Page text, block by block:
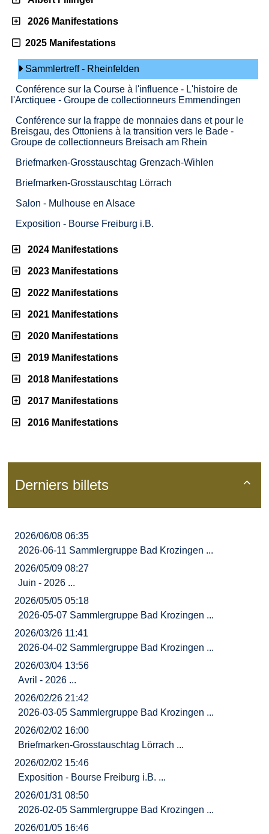
2026 Manifestations
2025 Manifestations
Sammlertreff - Rheinfelden
Conférence sur la Course à l'influence - L'histoire de
l'Arctiquee - Groupe de collectionneurs Emmendingen
Conférence sur la frappe de monnaies dans et pour le
Breisgau, des Ottoniens à la transition vers le Bade -
Groupe de collectionneurs Breisach am Rhein
Briefmarken-Grosstauschtag Grenzach-Wihlen
Briefmarken-Grosstauschtag Lörrach
Salon - Mulhouse en Alsace
Exposition - Bourse Freiburg i.B.
2024 Manifestations
2023 Manifestations
2022 Manifestations
2021 Manifestations
2020 Manifestations
2019 Manifestations
2018 Manifestations
2017 Manifestations
2016 Manifestations

Derniers billets
2026/06/08 06:35
2026-06-11 Sammlergruppe Bad Krozingen ...
2026/05/09 08:27
Juin - 2026 ...
2026/05/05 05:18
2026-05-07 Sammlergruppe Bad Krozingen ...
2026/03/26 11:41
2026-04-02 Sammlergruppe Bad Krozingen ...
2026/03/04 13:56
Avril - 2026 ...
2026/02/26 21:42
2026-03-05 Sammlergruppe Bad Krozingen ...
2026/02/02 16:00
Briefmarken-Grosstauschtag Lörrach ...
2026/02/02 15:46
Exposition - Bourse Freiburg i.B. ...
2026/01/31 08:50
2026-02-05 Sammlergruppe Bad Krozingen ...
2026/01/05 16:46